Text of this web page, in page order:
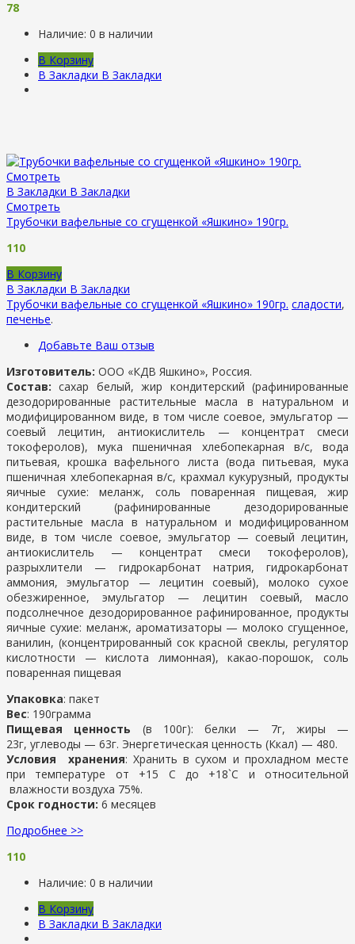
78
Наличие: 0 в наличии
В Корзину
В Закладки В Закладки
Смотреть
В Закладки В Закладки
Смотреть
Трубочки вафельные со сгущенкой «Яшкино» 190гр.
110
В Корзину
В Закладки В Закладки
Трубочки вафельные со сгущенкой «Яшкино» 190гр. сладости,
печенье.
Добавьте Ваш отзыв
Изготовитель: ООО «КДВ Яшкино», Россия.
Состав:сахар белый, жир кондитерский (рафинированные
дезодорированные растительные масла в натуральном и
модифицированном виде, в том числе соевое, эмульгатор —
соевый лецитин, антиокислитель — концентрат смеси
токоферолов), мука пшеничная хлебопекарная в/с, вода
питьевая, крошка вафельного листа (вода питьевая, мука
пшеничная хлебопекарная в/с, крахмал кукурузный, продукты
яичные сухие: меланж, соль поваренная пищевая, жир
кондитерский (рафинированные дезодорированные
растительные масла в натуральном и модифицированном
виде, в том числе соевое, эмульгатор — соевый лецитин,
антиокислитель — концентрат смеси токоферолов),
разрыхлители — гидрокарбонат натрия, гидрокарбонат
аммония, эмульгатор — лецитин соевый), молоко сухое
обезжиренное, эмульгатор — лецитин соевый, масло
подсолнечное дезодорированное рафинированное, продукты
яичные сухие: меланж, ароматизаторы — молоко сгущенное,
ванилин, (концентрированный сок красной свеклы, регулятор
кислотности — кислота лимонная), какао-порошок, соль
поваренная пищевая
Упаковка: пакет
Вес: 190грамма
Пищевая ценность (в 100г): белки — 7г, жиры —
23г, углеводы — 63г. Энергетическая ценность (Ккал) — 480.
Условия хранения: Хранить в сухом и прохладном месте
при температуре от +15 С до +18`С и относительной
влажности воздуха 75%.
Срок годности: 6 месяцев
Подробнее >>
110
Наличие: 0 в наличии
В Корзину
В Закладки В Закладки